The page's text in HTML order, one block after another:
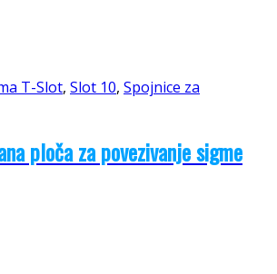
T-Slot, Slot 10, Spojnice za
ploča za povezivanje sigme